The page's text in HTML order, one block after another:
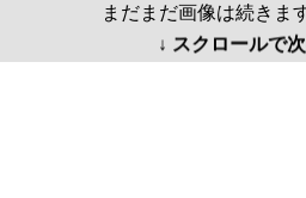
まだまだ画像は続きま
↓ スクロールで